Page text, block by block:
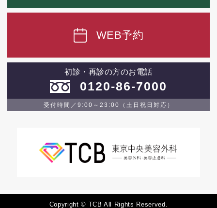
WEB予約
初診・再診の方のお電話
0120-86-7000
受付時間／9:00～23:00（土日祝日対応）
Copyright © TCB All Rights Reserved.